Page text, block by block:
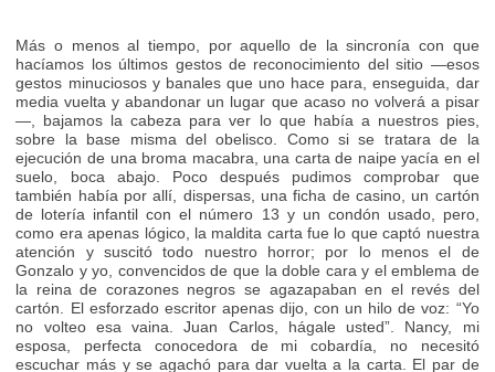
Más o menos al tiempo, por aquello de la sincronía con que
hacíamos los últimos gestos de reconocimiento del sitio —esos
gestos minuciosos y banales que uno hace para, enseguida, dar
media vuelta y abandonar un lugar que acaso no volverá a pisar
—, bajamos la cabeza para ver lo que había a nuestros pies,
sobre la base misma del obelisco. Como si se tratara de la
ejecución de una broma macabra, una carta de naipe yacía en el
suelo, boca abajo. Poco después pudimos comprobar que
también había por allí, dispersas, una ficha de casino, un cartón
de lotería infantil con el número 13 y un condón usado, pero,
como era apenas lógico, la maldita carta fue lo que captó nuestra
atención y suscitó todo nuestro horror; por lo menos el de
Gonzalo y yo, convencidos de que la doble cara y el emblema de
la reina de corazones negros se agazapaban en el revés del
cartón. El esforzado escritor apenas dijo, con un hilo de voz: “Yo
no volteo esa vaina. Juan Carlos, hágale usted”. Nancy, mi
esposa, perfecta conocedora de mi cobardía, no necesitó
escuchar más y se agachó para dar vuelta a la carta. El par de